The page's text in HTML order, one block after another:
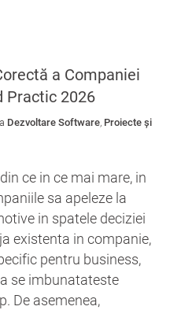
a Companiei
Practic 2026
Dezvoltare Software, Proiecte și
ce in ce mai mare, in
sa apeleze la
in spatele deciziei
existenta in companie,
pentru business,
se imbunatateste
De asemenea,